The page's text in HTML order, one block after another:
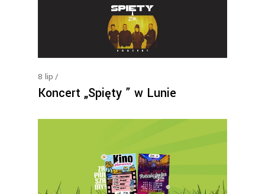
8 lip
Koncert „Spięty ” w Lunie